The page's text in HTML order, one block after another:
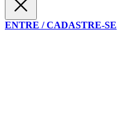
ENTRE / CADASTRE-SE